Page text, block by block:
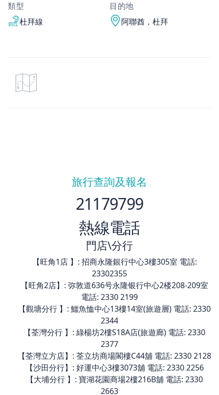
類型
杜拜線
目的地
阿聯酋，杜拜
旅行查詢及報名
21179799
熱線電話
門店\分行
【旺角1店 】: 招商永隆銀行中心3樓305室 電話:
23302355
【旺角2店】: 弥敦道636号永隆银行中心2楼208-209室
電話: 2330 2199
【觀塘分行 】: 鱷魚恤中心13樓14室(旅遊層) 電話: 2330
2344
【荃灣分行 】: 綠楊坊2樓S18A店(旅遊廊) 電話: 2330
2377
【荃灣立方店】: 荃立坊商場閣樓C44舖 電話: 2330 2128
【沙田分行】: 好運中心3樓3073舖 電話: 2330 2256
【大埔分行 】: 寶湖花園商場2樓216B舖 電話: 2330
2663